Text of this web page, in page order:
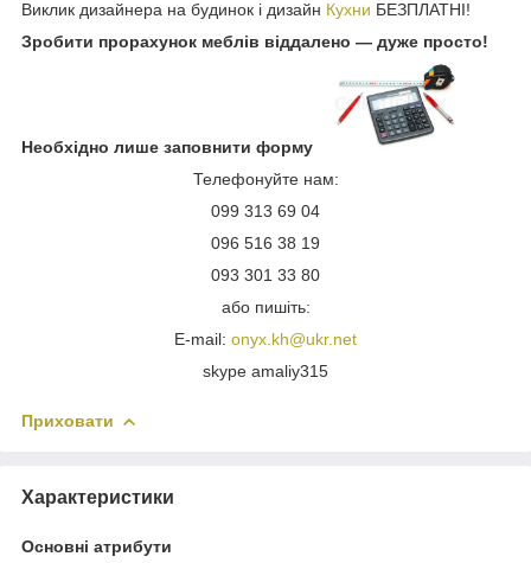
Виклик дизайнера на будинок і дизайн Кухни БЕЗПЛАТНІ!
Зробити прорахунок меблів віддалено — дуже просто!
Необхідно лише заповнити форму
Телефонуйте нам:
099 313 69 04
096 516 38 19
093 301 33 80
або пишіть:
E-mail: onyx.kh@ukr.net
skype amaliy315
Приховати
Характеристики
Основні атрибути